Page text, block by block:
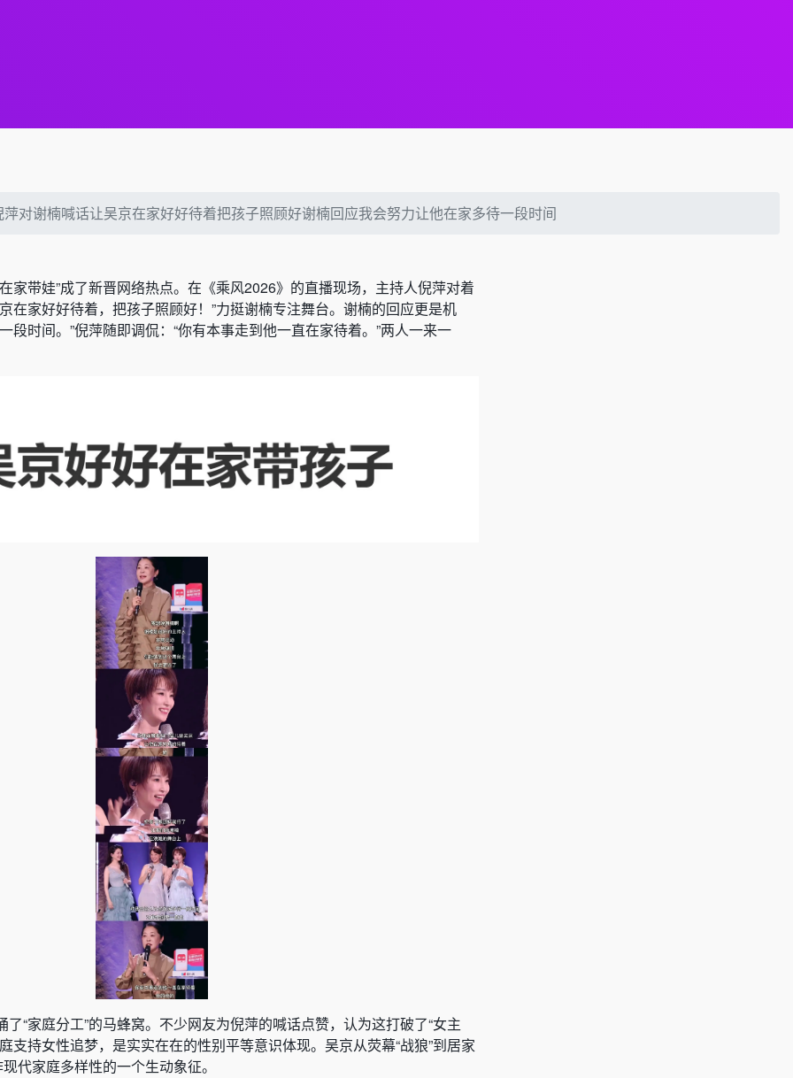
萍对谢楠喊话让吴京在家好好待着把孩子照顾好谢楠回应我会努力让他在家多待一段时间
家带娃”成了新晋网络热点。在《乘风2026》的直播现场，主持人倪萍对着
在家好好待着，把孩子照顾好！”力挺谢楠专注舞台。谢楠的回应更是机
段时间。”倪萍随即调侃：“你有本事走到他一直在家待着。”两人一来一
“家庭分工”的马蜂窝。不少网友为倪萍的喊话点赞，认为这打破了“女主
支持女性追梦，是实实在在的性别平等意识体现。吴京从荧幕“战狼”到居家
代家庭多样性的一个生动象征。